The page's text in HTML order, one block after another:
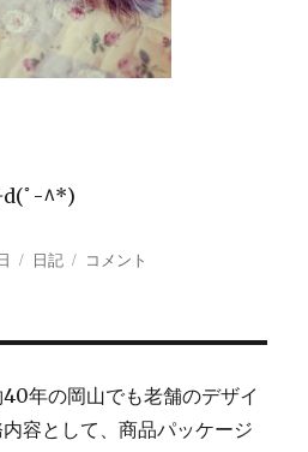
d(ﾟ-^*)
カ
リ
日記
桜
=*
＾
*=
に
コメント
年の岡山でも老舗のデザイ
容として、商品パッケージ